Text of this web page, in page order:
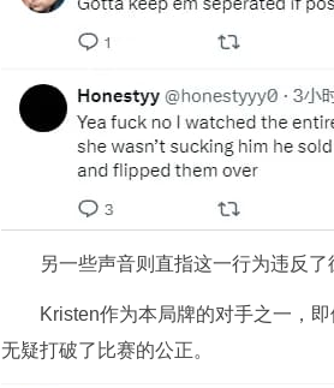
另一些声音则直指这一行为违反
Kristen作为本局牌的对手之一，
无疑打破了比赛的公正。